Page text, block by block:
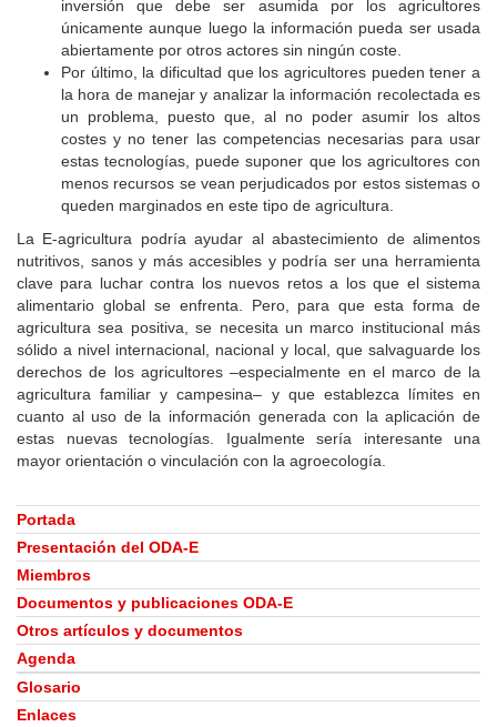
inversión que debe ser asumida por los agricultores
únicamente aunque luego la información pueda ser usada
abiertamente por otros actores sin ningún coste.
Por último, la dificultad que los agricultores pueden tener a
la hora de manejar y analizar la información recolectada es
un problema, puesto que, al no poder asumir los altos
costes y no tener las competencias necesarias para usar
estas tecnologías, puede suponer que los agricultores con
menos recursos se vean perjudicados por estos sistemas o
queden marginados en este tipo de agricultura.
La E-agricultura podría ayudar al abastecimiento de alimentos
nutritivos, sanos y más accesibles y podría ser una herramienta
clave para luchar contra los nuevos retos a los que el sistema
alimentario global se enfrenta. Pero, para que esta forma de
agricultura sea positiva, se necesita un marco institucional más
sólido a nivel internacional, nacional y local, que salvaguarde los
derechos de los agricultores –especialmente en el marco de la
agricultura familiar y campesina– y que establezca límites en
cuanto al uso de la información generada con la aplicación de
estas nuevas tecnologías. Igualmente sería interesante una
mayor orientación o vinculación con la agroecología.
Portada
Presentación del ODA-E
Miembros
Documentos y publicaciones ODA-E
Otros artículos y documentos
Agenda
Glosario
Enlaces